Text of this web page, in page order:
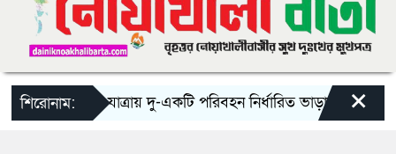
শিরোনাম:‘ঈদ যাত্রায় দু-একটি পরিবহন নির্ধারিত ভাড়ার চেয়েও কম
×